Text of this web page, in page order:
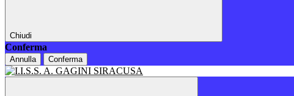
Chiudi
Conferma
Annulla Conferma